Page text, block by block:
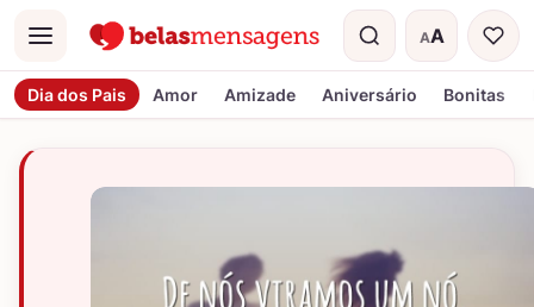
Menu AA
Tamanho do
Dia dos Pais Amor Amizade Aniversário Bonitas